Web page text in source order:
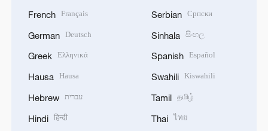
French Français
German Deutsch
Greek Ελληνικά
Hausa Hausa
Hebrew עברית
Hindi हिन्दी
Serbian Српски
Sinhala සිංහල
Spanish Español
Swahili Kiswahili
Tamil தமிழ்
Thai ไทย